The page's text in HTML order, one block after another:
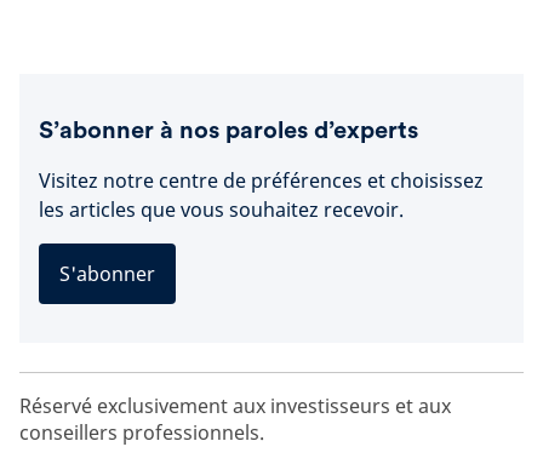
S’abonner à nos paroles d’experts
Visitez notre centre de préférences et choisissez
les articles que vous souhaitez recevoir.
S'abonner
Réservé exclusivement aux investisseurs et aux
conseillers professionnels.